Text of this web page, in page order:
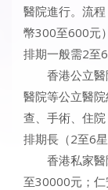
醫院進行。流
幣300至600元
排期一般需2至6
香港公立
醫院等公立醫
查、手術、住
排期長（2至6
香港私家
至30000元；